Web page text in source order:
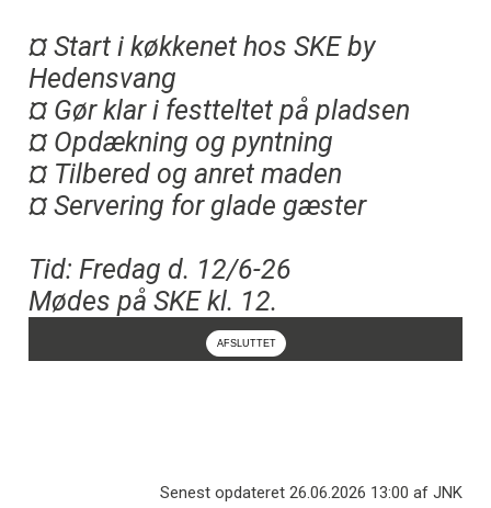
¤ Start i køkkenet hos SKE by
Hedensvang
¤ Gør klar i festteltet på pladsen
¤ Opdækning og pyntning
¤ Tilbered og anret maden
¤ Servering for glade gæster
Tid: Fredag d. 12/6-26
Mødes på SKE kl. 12.
Senest opdateret 26.06.2026 13:00 af JNK